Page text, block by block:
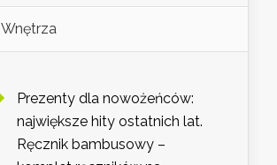
Wnętrza
Prezenty dla nowożeńców:
największe hity ostatnich lat.
Ręcznik bambusowy –